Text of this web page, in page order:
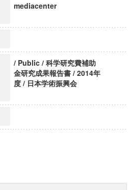
mediacenter
/ Public / 科学研究費補助
金研究成果報告書 / 2014年
度 / 日本学術振興会